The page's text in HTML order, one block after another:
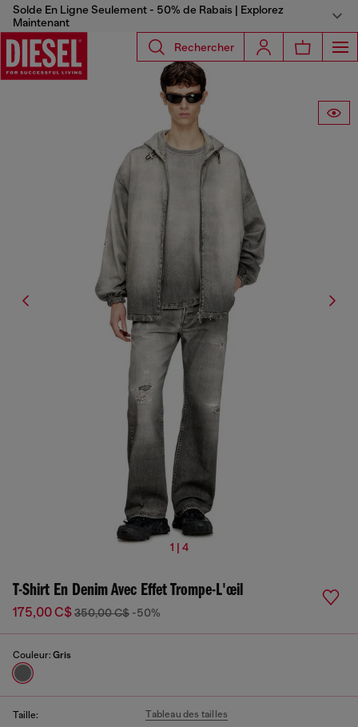
Solde En Ligne Seulement - 50% de Rabais | Explorez
Maintenant
Rechercher
1 | 4
T-Shirt En Denim Avec Effet Trompe-L'œil
175,00 C$350,00 C$ -50%
Couleur: Gris
Taille: Tableau des tailles